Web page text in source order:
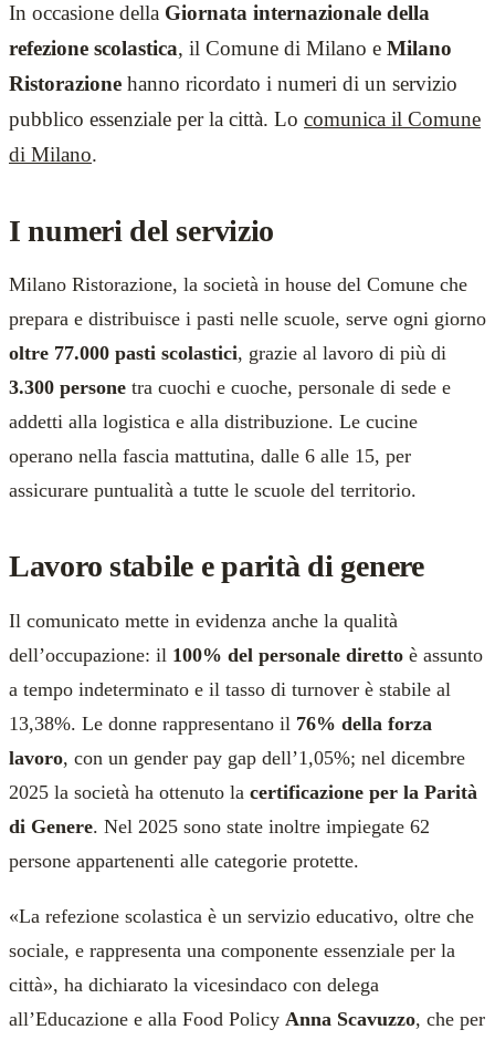
In occasione della Giornata internazionale della
refezione scolastica, il Comune di Milano e Milano
Ristorazione hanno ricordato i numeri di un servizio
pubblico essenziale per la città. Lo comunica il Comune
di Milano.
I numeri del servizio
Milano Ristorazione, la società in house del Comune che
prepara e distribuisce i pasti nelle scuole, serve ogni giorno
oltre 77.000 pasti scolastici, grazie al lavoro di più di
3.300 persone tra cuochi e cuoche, personale di sede e
addetti alla logistica e alla distribuzione. Le cucine
operano nella fascia mattutina, dalle 6 alle 15, per
assicurare puntualità a tutte le scuole del territorio.
Lavoro stabile e parità di genere
Il comunicato mette in evidenza anche la qualità
dell’occupazione: il 100% del personale diretto è assunto
a tempo indeterminato e il tasso di turnover è stabile al
13,38%. Le donne rappresentano il 76% della forza
lavoro, con un gender pay gap dell’1,05%; nel dicembre
2025 la società ha ottenuto la certificazione per la Parità
di Genere. Nel 2025 sono state inoltre impiegate 62
persone appartenenti alle categorie protette.
«La refezione scolastica è un servizio educativo, oltre che
sociale, e rappresenta una componente essenziale per la
città», ha dichiarato la vicesindaco con delega
all’Educazione e alla Food Policy Anna Scavuzzo, che per